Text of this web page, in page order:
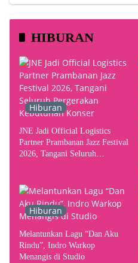
HIBURAN
Hiburan
JNE Jadi Official Logistics
Partner Prambanan Jazz Festival
2026, Tangani Seluruh
Hiburan
Melantunkan Lagu “Dan Aku
Rindu”, Indro Warkop
Menangis di Studio